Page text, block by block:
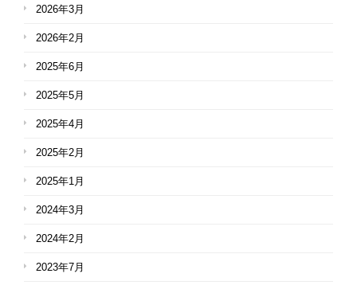
2026年3月
2026年2月
2025年6月
2025年5月
2025年4月
2025年2月
2025年1月
2024年3月
2024年2月
2023年7月